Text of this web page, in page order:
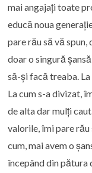
mai angajați toate
educă noua
pare rău să vă spun,
doar o singură
să-și facă treaba. La
La cum s-a divizat,
de alta dar mulți
valorile, îmi pare rău
cum, mai avem o
începând din pătura